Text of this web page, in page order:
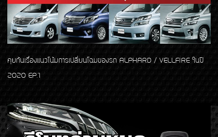
คุยกันเรื่องแนวโน้มการเปลี่ยนโฉมของรถ ALPHARD / VELLFIRE ในปี
2020 EP.1